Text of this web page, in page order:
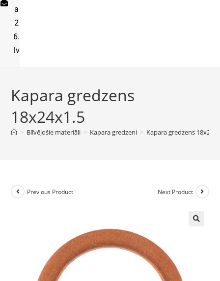
a
2
6.
lv
Kapara gredzens
18x24x1.5
> Blīvējošie materiāli > Kapara gredzeni > Kapara gredzens
Previous Product Next Product